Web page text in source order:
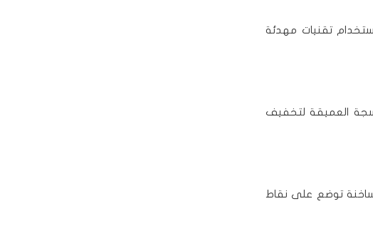
تقنيات مهدئة
العميقة لتخفيف
ساخنة توضع على نقاط